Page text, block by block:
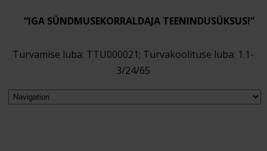
“IGA SÜNDMUSEKORRALDAJA TEENINDUSÜKSUS!”
Turvamise luba: TTU000021; Turvakoolituse luba: 1.1-
3/24/65